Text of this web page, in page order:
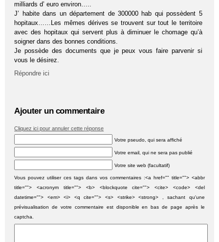
milliards d’ euro environ…..
J’ habite dans un département de 300000 hab qui possèdent 5
hopitaux……Les mêmes dérives se trouvent sur tout le territoire
avec des hopitaux qui servent plus à diminuer le chomage qu’à
soigner dans des bonnes conditions.
Je possède des documents que je peux vous faire parvenir si
vous le désirez.
Répondre ici
Ajouter un commentaire
Cliquez ici pour annuler cette réponse
Votre pseudo, qui sera affiché
Votre email, qui ne sera pas publié
Votre site web (facultatif)
Vous pouvez utiliser ces tags dans vos commentaires :<a href="" title=""> <abbr
title=""> <acronym title=""> <b> <blockquote cite=""> <cite> <code> <del
datetime=""> <em> <i> <q cite=""> <s> <strike> <strong> , sachant qu'une
prévisualisation de votre commentaire est disponible en bas de page après le
captcha.